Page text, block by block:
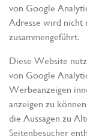
von Google
Adresse wird nicht
zusammengeführt.
Diese Website
von Google
Werbeanzeigen
anzeigen zu
die Aussagen zu
Seitenbesucher